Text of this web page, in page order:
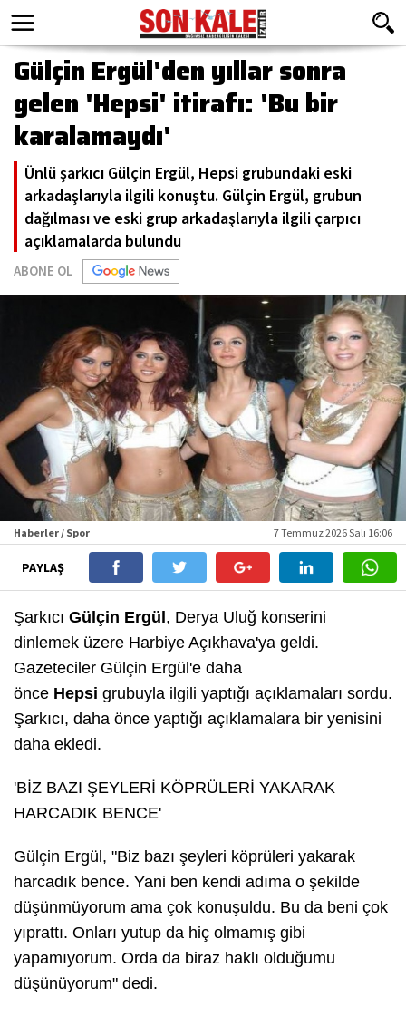
Gülçin Ergül'den yıllar sonra
gelen 'Hepsi' itirafı: 'Bu bir
karalamaydı'
Ünlü şarkıcı Gülçin Ergül, Hepsi grubundaki eski
arkadaşlarıyla ilgili konuştu. Gülçin Ergül, grubun
dağılması ve eski grup arkadaşlarıyla ilgili çarpıcı
açıklamalarda bulundu
ABONE OL
Haberler / Spor 7 Temmuz 2026 Salı 16:06
PAYLAŞ
Şarkıcı Gülçin Ergül, Derya Uluğ konserini
dinlemek üzere Harbiye Açıkhava'ya geldi.
Gazeteciler Gülçin Ergül'e daha
önce Hepsi grubuyla ilgili yaptığı açıklamaları sordu.
Şarkıcı, daha önce yaptığı açıklamalara bir yenisini
daha ekledi.
'BİZ BAZI ŞEYLERİ KÖPRÜLERİ YAKARAK
HARCADIK BENCE'
Gülçin Ergül, "Biz bazı şeyleri köprüleri yakarak
harcadık bence. Yani ben kendi adıma o şekilde
düşünmüyorum ama çok konuşuldu. Bu da beni çok
yıprattı. Onları yutup da hiç olmamış gibi
yapamıyorum. Orda da biraz haklı olduğumu
düşünüyorum" dedi.